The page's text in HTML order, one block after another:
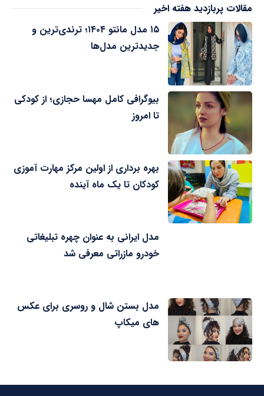
مقالات پربازدید هفته اخیر
۱۵ مدل مانتو ۱۴۰۴؛ ترندی‌ترین و
جدیدترین مدل‌ها
بیوگرافی کامل مهسا حجازی؛ از کودکی
تا امروز
بهره برداری از اولین مرکز مهارت آموزی
کودکان تا یک ماه آینده
مدل ایرانی به عنوان چهره تبلیغاتی
خودرو مازراتی معرفی شد
مدل بستن شال و روسری برای عکس
های میکاپ